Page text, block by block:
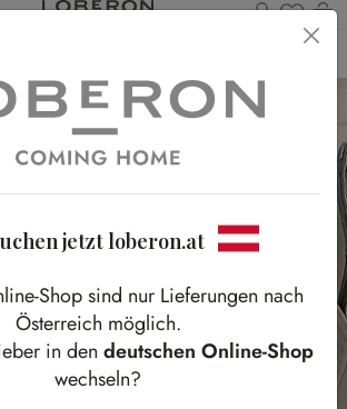
Du
jetzt loberon.at
Shop sind nur Lieferungen nach
Österreich möglich.
in den deutschen Online-Shop
wechseln?